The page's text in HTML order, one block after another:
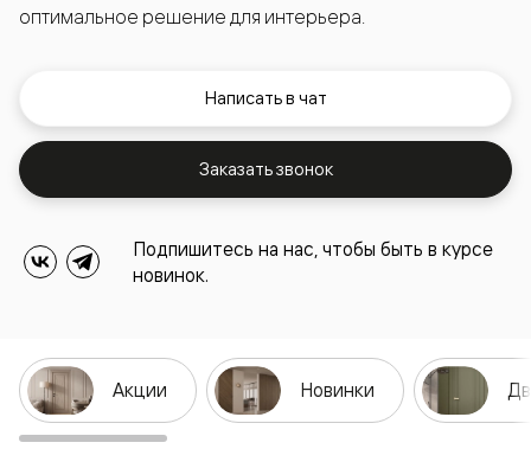
оптимальное решение для интерьера.
Написать в чат
Заказать звонок
Подпишитесь на нас, чтобы быть в курсе
новинок.
Акции Новинки